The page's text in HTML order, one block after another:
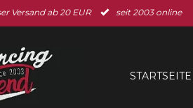
Versand ab 20 EUR seit 2003 online
STARTSEITE